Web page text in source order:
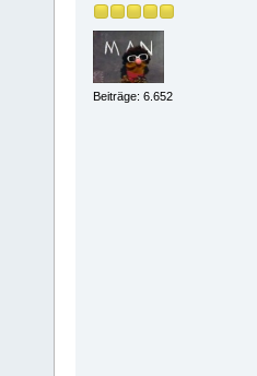
Beiträge: 6.652